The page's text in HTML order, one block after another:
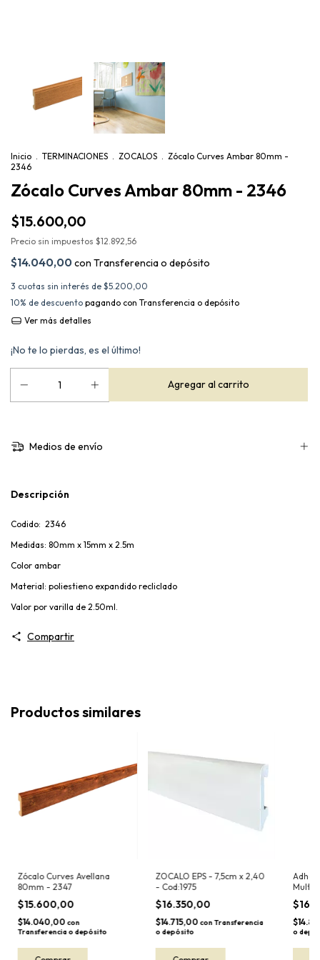
Inicio . TERMINACIONES . ZOCALOS . Zócalo Curves Ambar 80mm -
2346
Zócalo Curves Ambar 80mm - 2346
$15.600,00
Precio sin impuestos $12.892,56
$14.040,00 con Transferencia o depósito
3 cuotas sin interés de $5.200,00
10% de descuento pagando con Transferencia o depósito
Ver más detalles
¡No te lo pierdas, es el último!
Medios de envío
Descripción
Codido: 2346
Medidas: 80mm x 15mm x 2.5m
Color ambar
Material: poliestieno expandido recliclado
Valor por varilla de 2.50ml.
Compartir
Productos similares
Zócalo Curves Avellana
80mm - 2347
$15.600,00
$14.040,00 con
Transferencia o depósito
ZOCALO EPS - 7,5cm x 2,40
- Cod:1975
$16.350,00
$14.715,00 conTransferencia
o depósito
o